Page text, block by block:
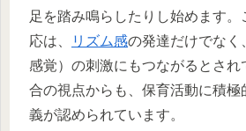
足を踏み鳴らしたりし始めます。
応は、
リズム感の発達だけでなく
感覚）の刺激にもつながるとされ
合の視点からも、保育活動に積極
義が認められています。